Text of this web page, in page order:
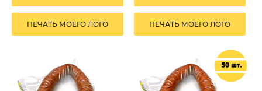
ПЕЧАТЬ МОЕГО ЛОГО ПЕЧАТЬ МОЕГО ЛОГО